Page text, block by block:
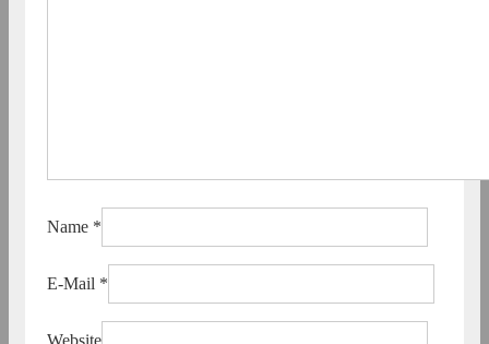
Name *
E-Mail *
Website